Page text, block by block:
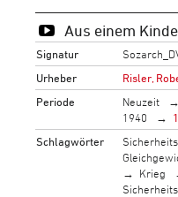
Aus einem
Signatur
Urheber
Risler,
Periode
Neuzeit
1940
Schlagwörter
Krieg